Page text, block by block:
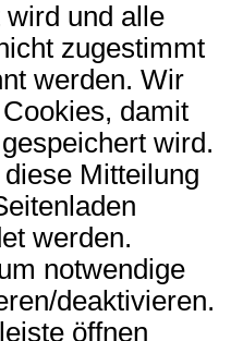
wird und alle
zugestimmt
werden. Wir
damit
wird.
Mitteilung
werden.
notwendige
deaktivieren.
öffnen